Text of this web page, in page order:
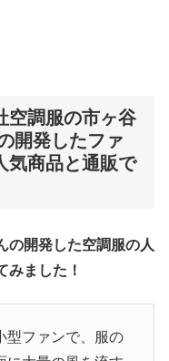
空調服の市ヶ谷
開発したファ
気商品と通販で
の開発した空調服の人
みました！
型ファンで、服の